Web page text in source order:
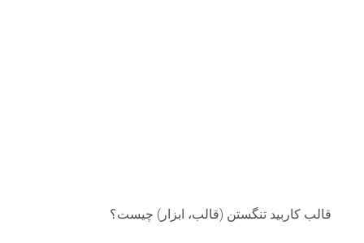
قالب کاربید تنگستن (قالب، ابزار) چیست؟